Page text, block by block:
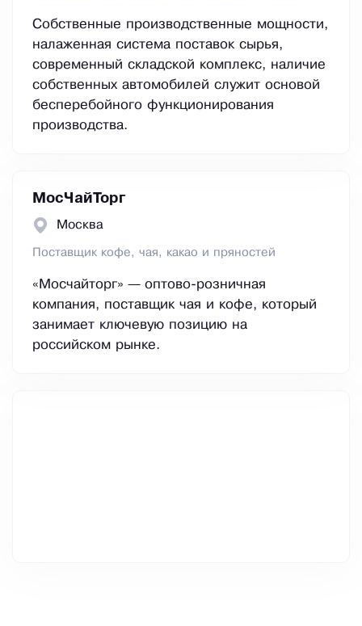
Собственные производственные мощности,
налаженная система поставок сырья,
современный складской комплекс, наличие
собственных автомобилей служит основой
бесперебойного функционирования
производства.
МосЧайТорг
Москва
Поставщик кофе, чая, какао и пряностей
«Мосчайторг» — оптово-розничная
компания, поставщик чая и кофе, который
занимает ключевую позицию на
российском рынке.